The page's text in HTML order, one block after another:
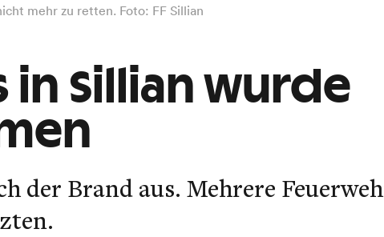
mehr zu retten. Foto: FF Sillian
in Sillian wurde
der Brand aus. Mehrere